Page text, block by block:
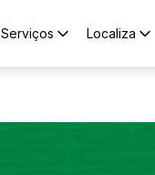
Serviços Localiza